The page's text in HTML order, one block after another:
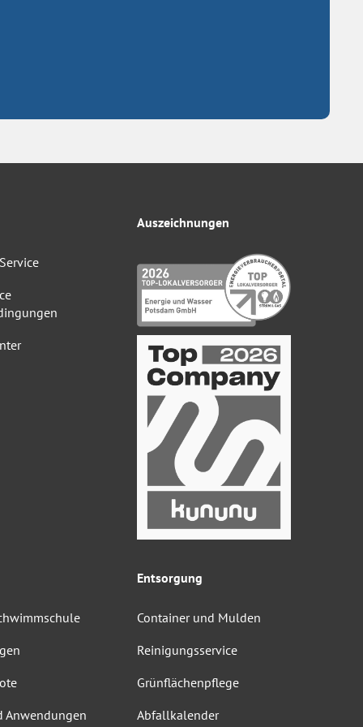
Anwendungen
Entsorgung
Container und Mulden
Reinigungsservice
Grünflächenpflege
Abfallkalender
Auszeichnungen